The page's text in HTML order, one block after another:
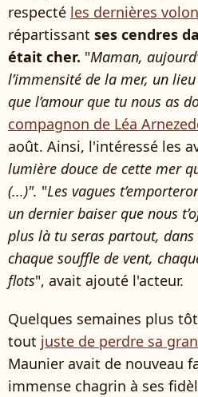
respecté les dernières
répartissant ses cendres
était cher. "Maman,
l’immensité de la mer, un
que l’amour que tu nous as
compagnon de Léa
août. Ainsi, l'intéressé les
lumière douce de cette mer
(...)". "Les vagues
un dernier baiser que nous
plus là tu seras partout, dans
chaque souffle de vent,
flots", avait ajouté l'acteur.
Quelques semaines plus
tout juste de perdre sa
Maunier avait de nouveau
immense chagrin à ses